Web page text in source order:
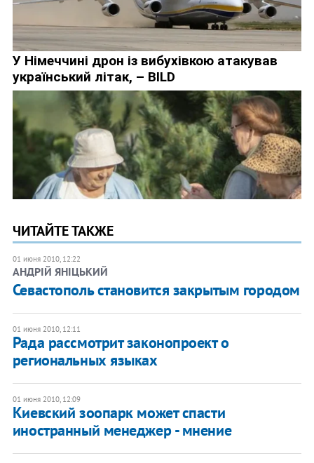
ЧИТАЙТЕ ТАКЖЕ
01 июня 2010, 12:22
АНДРІЙ ЯНІЦЬКИЙ
Севастополь становится закрытым городом
01 июня 2010, 12:11
Рада рассмотрит законопроект о
региональных языках
01 июня 2010, 12:09
Киевский зоопарк может спасти
иностранный менеджер - мнение